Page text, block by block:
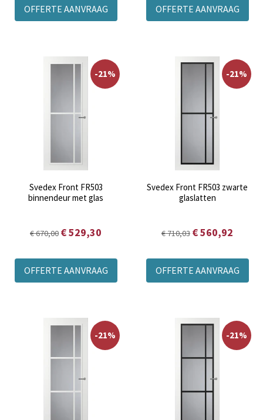
OFFERTE AANVRAAG OFFERTE AANVRAAG
-21%
Svedex Front FR503
binnendeur met glas
€ 670,00 € 529,30
OFFERTE AANVRAAG
-21%
Svedex Front FR503 zwarte
glaslatten
€ 710,03 € 560,92
OFFERTE AANVRAAG
-21% -21%